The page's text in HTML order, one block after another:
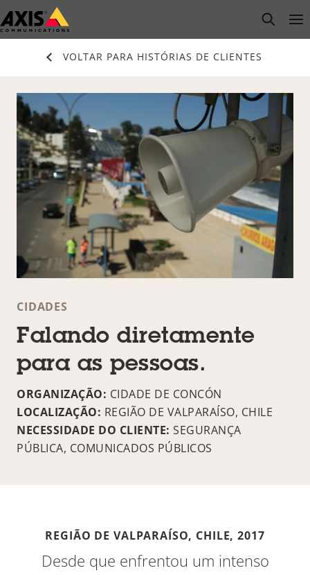
Pular
para
open
VOLTAR PARA HISTÓRIAS DE CLIENTES
CIDADES
Falando diretamente
para as pessoas.
ORGANIZAÇÃO: CIDADE DE CONCÓN
LOCALIZAÇÃO: REGIÃO DE VALPARAÍSO, CHILE
NECESSIDADE DO CLIENTE: SEGURANÇA
PÚBLICA, COMUNICADOS PÚBLICOS
REGIÃO DE VALPARAÍSO, CHILE,2017
Desde que enfrentou um intenso